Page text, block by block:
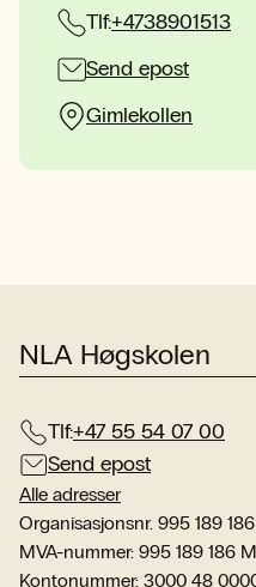
Tlf:+4738901513
Send epost
Gimlekollen
NLA Høgskolen
Tlf:+47 55 54 07 00
Send epost
Alle adresser
Organisasjonsnr. 995 189 186
MVA-nummer: 995 189 186
Kontonummer: 3000 48